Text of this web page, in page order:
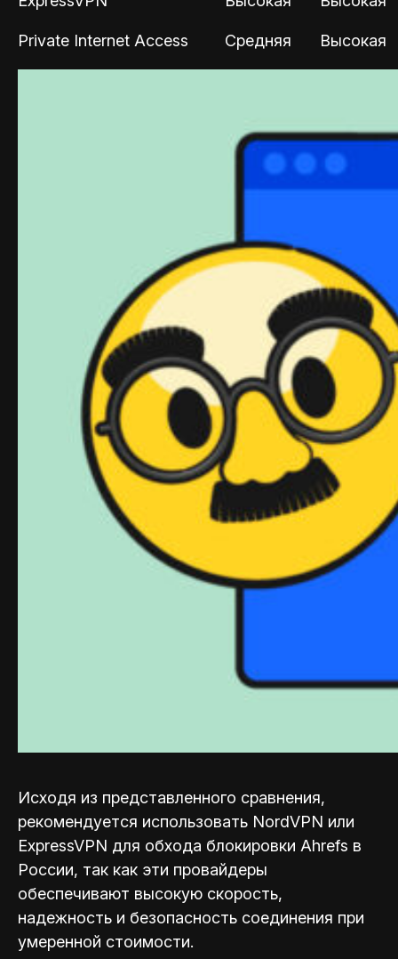
Private Internet Access Средняя Высокая
Исходя из представленного сравнения,
рекомендуется использовать NordVPN или
ExpressVPN для обхода блокировки Ahrefs в
России, так как эти провайдеры
обеспечивают высокую скорость,
надежность и безопасность соединения при
умеренной стоимости.